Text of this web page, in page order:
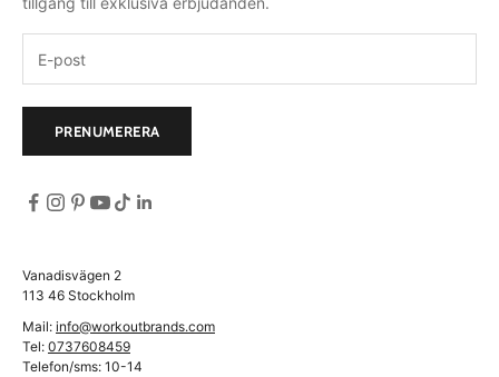
PRENUMERERA
Vanadisvägen 2
113 46 Stockholm
Mail: info@workoutbrands.com
Tel: 0737608459
Telefon/sms: 10-14